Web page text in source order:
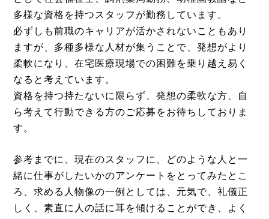
多様な資格を持つスタッフが勤務しています。
必ずしも前職のキャリアが活かされないこともあり
ますが、多種多様な人材が集うことで、発想がより
柔軟になり、在宅医療現場での困難を乗り越え易く
なると考えています。
資格を持つ持たないに限らず、発想の柔軟な方、自
ら考えて行動できる方のご応募をお待ちしておりま
す。
参考までに、現在のスタッフに、どのような人と一
緒に仕事がしたいかのアンケートをとってみたとこ
ろ、求める人物像の一例としては、元気で、礼儀正
しく、素直に人の話に耳を傾けることができ、よく